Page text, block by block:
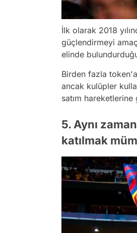
İlk olarak 2018
güçlendirmeyi
elinde
Birden fazla
ancak kulüpler
satım
5. Aynı
katılmak